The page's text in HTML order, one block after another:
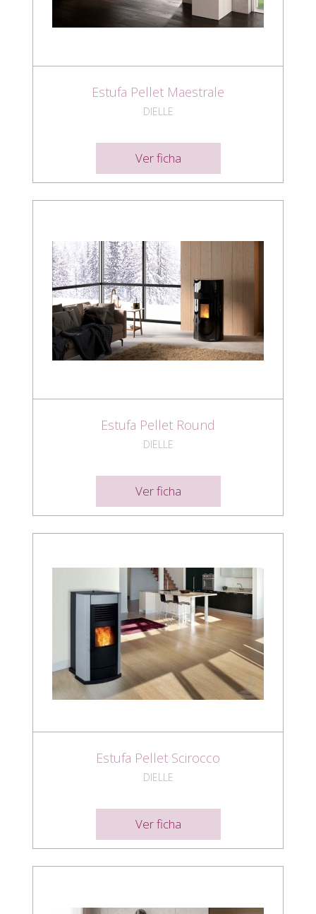
Estufa Pellet Maestrale
DIELLE
Ver ficha
Estufa Pellet Round
DIELLE
Ver ficha
Estufa Pellet Scirocco
DIELLE
Ver ficha